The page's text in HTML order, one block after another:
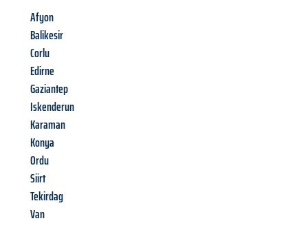
Afyon
Balikesir
Corlu
Edirne
Gaziantep
Iskenderun
Karaman
Konya
Ordu
Siirt
Tekirdag
Van